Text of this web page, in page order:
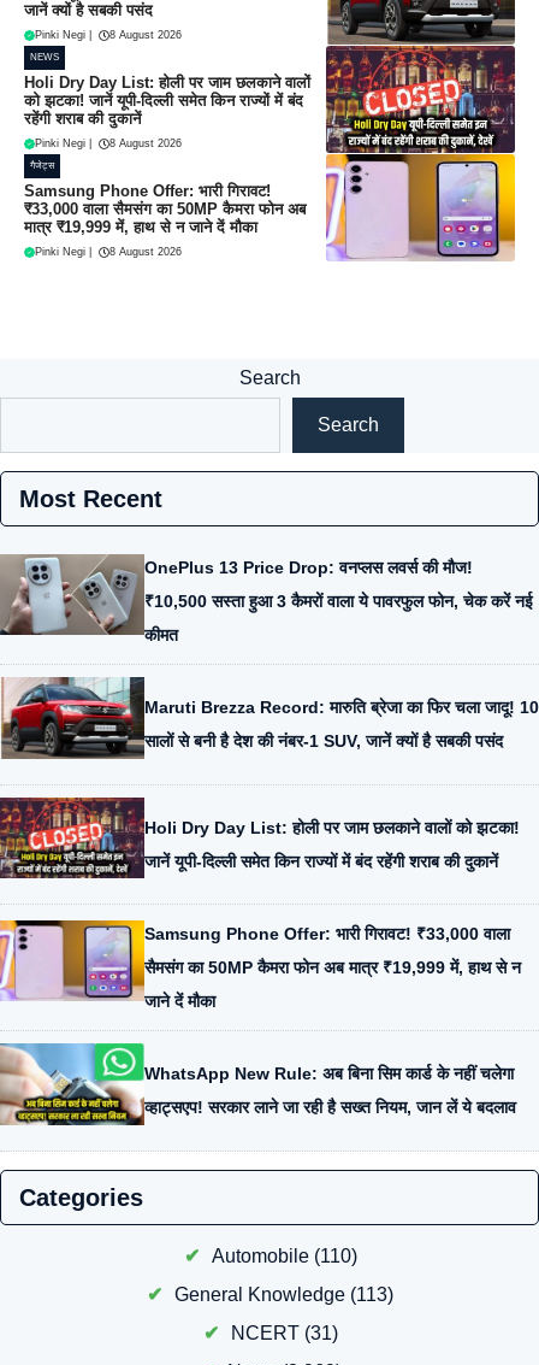
जानें क्यों है सबकी पसंद
Pinki Negi 8 August 2026
NEWS
Holi Dry Day List: होली पर जाम छलकाने वालों
को झटका! जानें यूपी-दिल्ली समेत किन राज्यों में बंद
रहेंगी शराब की दुकानें
Pinki Negi 8 August 2026
गैजेट्स
Samsung Phone Offer: भारी गिरावट!
₹33,000 वाला सैमसंग का 50MP कैमरा फोन अब
मात्र ₹19,999 में, हाथ से न जाने दें मौका
Pinki Negi 8 August 2026
Search
Search
Most Recent
OnePlus 13 Price Drop: वनप्लस लवर्स की मौज!
₹10,500 सस्ता हुआ 3 कैमरों वाला ये पावरफुल फोन, चेक करें नई
कीमत
Maruti Brezza Record: मारुति ब्रेजा का फिर चला जादू! 10
सालों से बनी है देश की नंबर-1 SUV, जानें क्यों है सबकी पसंद
Holi Dry Day List: होली पर जाम छलकाने वालों को झटका!
जानें यूपी-दिल्ली समेत किन राज्यों में बंद रहेंगी शराब की दुकानें
Samsung Phone Offer: भारी गिरावट! ₹33,000 वाला
सैमसंग का 50MP कैमरा फोन अब मात्र ₹19,999 में, हाथ से न
जाने दें मौका
WhatsApp New Rule: अब बिना सिम कार्ड के नहीं चलेगा
व्हाट्सएप! सरकार लाने जा रही है सख्त नियम, जान लें ये बदलाव
Categories
Automobile(110)
General Knowledge (113)
NCERT(31)